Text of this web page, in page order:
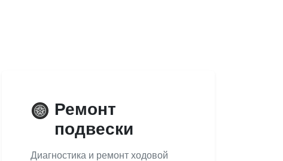
Ремонт
подвески
Диагностика и ремонт ходовой